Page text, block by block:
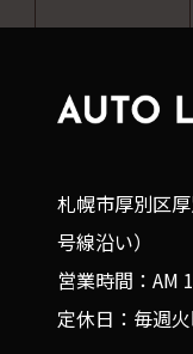
札幌市厚別区
号線沿い）
営業時間：AM
定休日：毎週